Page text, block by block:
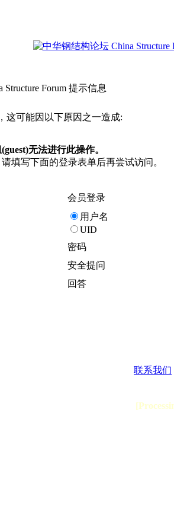
Forum 提示信息
这可能因以下原因之一造成:
无法进行此操作。
填写下面的登录表单后再尝试访问。
会员登录
用户名
UID
密码
安全提问
回答
联系我们